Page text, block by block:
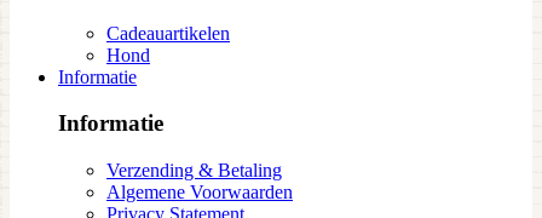
Cadeauartikelen
Hond
Informatie
Informatie
Verzending & Betaling
Algemene Voorwaarden